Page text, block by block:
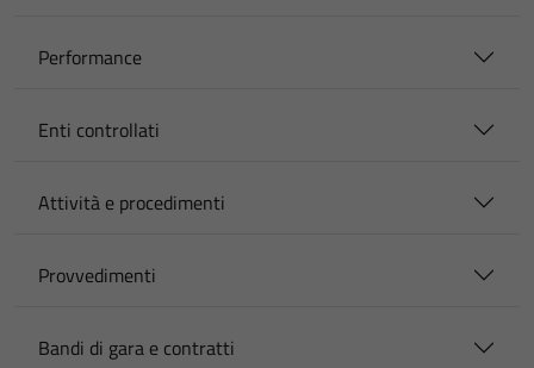
Performance
Enti controllati
Attività e procedimenti
Provvedimenti
Bandi di gara e contratti